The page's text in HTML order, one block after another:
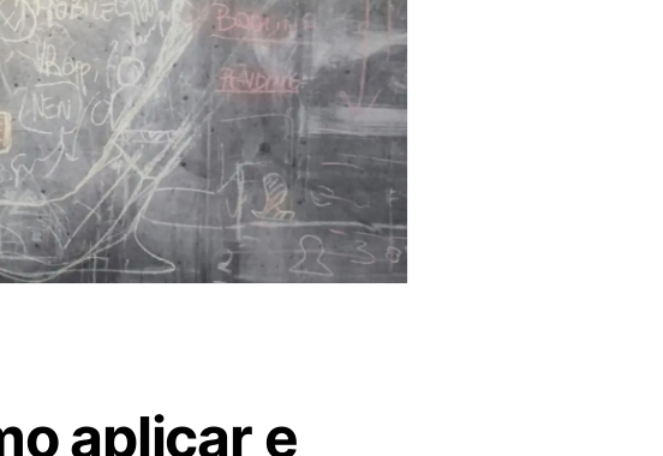
aplicar e